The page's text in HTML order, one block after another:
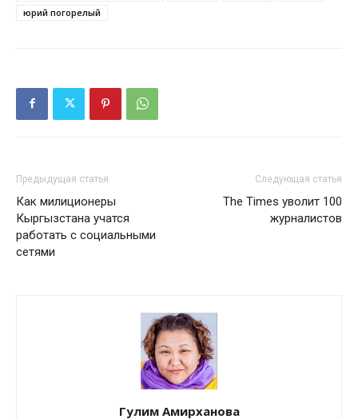
юрий погорелый
Предыдущая статья
Как милиционеры
Кыргызстана учатся
работать с социальными
сетями
Следующая статья
The Times уволит 100
журналистов
Гулим Амирханова